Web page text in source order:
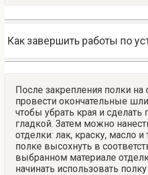
Как завершить работы по
После закрепления полки на
провести окончательные
чтобы убрать края и сделать
гладкой. Затем можно
отделки: лак, краску, масло
полке высохнуть в
выбранном материале
начинать использовать